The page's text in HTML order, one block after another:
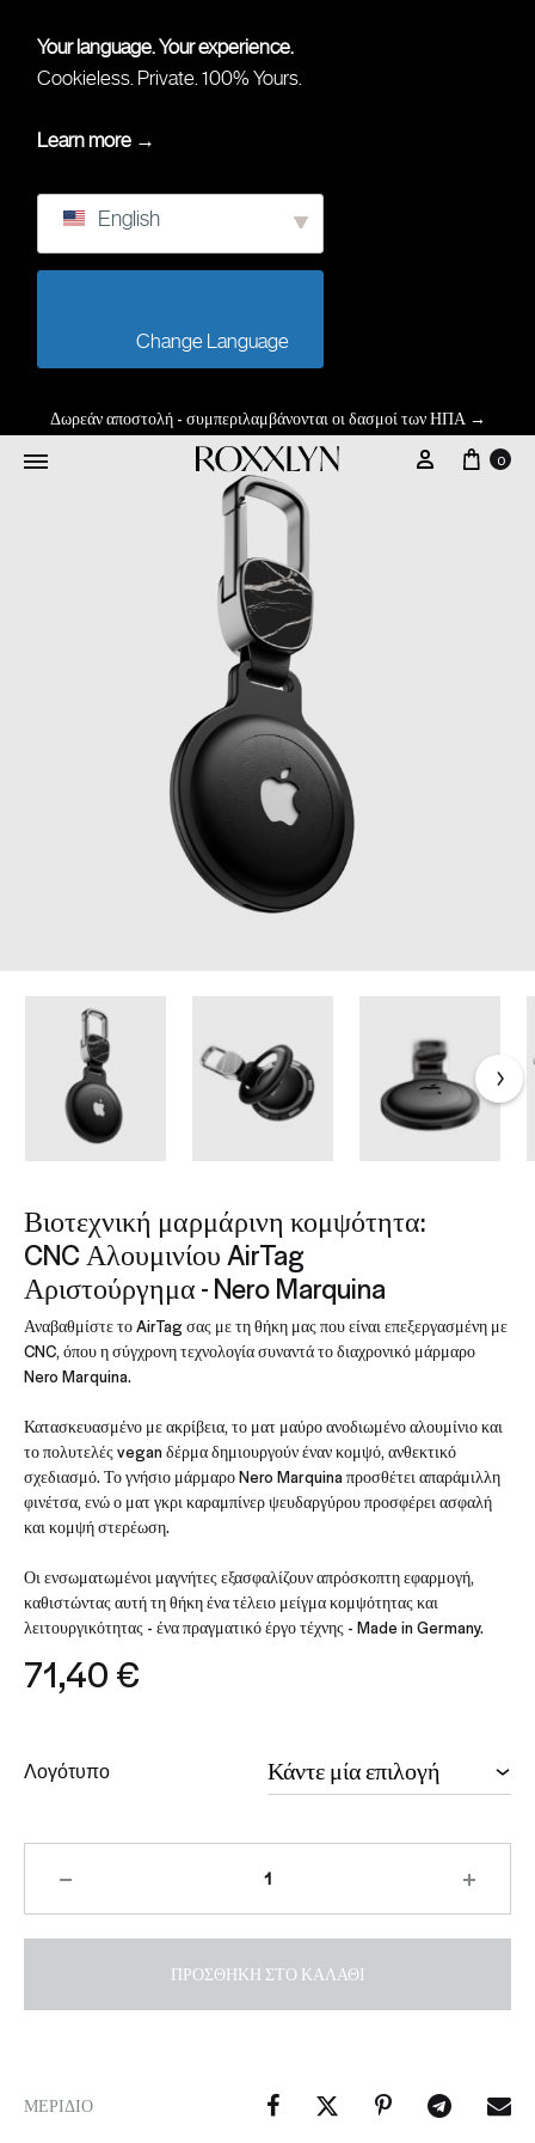
Your language. Your experience.
Cookieless. Private. 100% Yours.
Learn more →
English
Δωρεάν αποστολή - συμπεριλαμβάνονται οι δασμοί των ΗΠΑ →
0
Βιοτεχνική μαρμάρινη κομψότητα:
CNC Αλουμινίου AirTag
Αριστούργημα - Nero Marquina
Αναβαθμίστε το AirTag σας με τη θήκη μας που είναι επεξεργασμένη με
CNC, όπου η σύγχρονη τεχνολογία συναντά το διαχρονικό μάρμαρο
Nero Marquina.
Κατασκευασμένο με ακρίβεια, το ματ μαύρο ανοδιωμένο αλουμίνιο και
το πολυτελές vegan δέρμα δημιουργούν έναν κομψό, ανθεκτικό
σχεδιασμό. Το γνήσιο μάρμαρο Nero Marquina προσθέτει απαράμιλλη
φινέτσα, ενώ ο ματ γκρι καραμπίνερ ψευδαργύρου προσφέρει ασφαλή
και κομψή στερέωση.
Οι ενσωματωμένοι μαγνήτες εξασφαλίζουν απρόσκοπτη εφαρμογή,
καθιστώντας αυτή τη θήκη ένα τέλειο μείγμα κομψότητας και
λειτουργικότητας - ένα πραγματικό έργο τέχνης - Made in Germany.
71,40 €
Λογότυπο
ΠΡΟΣΘΉΚΗ ΣΤΟ ΚΑΛΆΘΙ
ΜΕΡΊΔΙΟ